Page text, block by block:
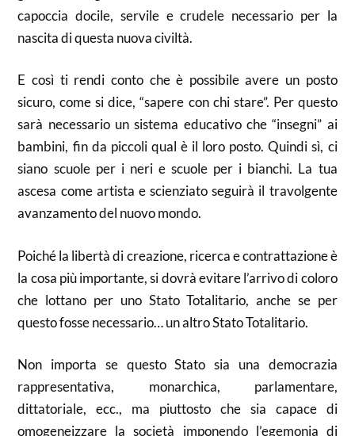
capoccia docile, servile e crudele necessario per la
nascita di questa nuova civiltà.
E così ti rendi conto che è possibile avere un posto
sicuro, come si dice, “sapere con chi stare”. Per questo
sarà necessario un sistema educativo che “insegni” ai
bambini, fin da piccoli qual è il loro posto. Quindi sì, ci
siano scuole per i neri e scuole per i bianchi. La tua
ascesa come artista e scienziato seguirà il travolgente
avanzamento del nuovo mondo.
Poiché la libertà di creazione, ricerca e contrattazione è
la cosa più importante, si dovrà evitare l’arrivo di coloro
che lottano per uno Stato Totalitario, anche se per
questo fosse necessario… un altro Stato Totalitario.
Non importa se questo Stato sia una democrazia
rappresentativa, monarchica, parlamentare,
dittatoriale, ecc., ma piuttosto che sia capace di
omogeneizzare la società imponendo l’egemonia di